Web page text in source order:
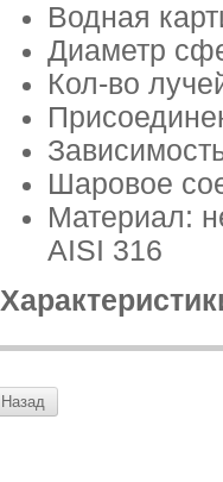
Водная
Диаметр
Кол-во
Шаровое
Материал:
AISI 316
Назад